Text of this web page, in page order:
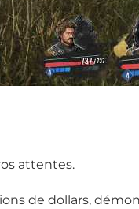
attentes.
de dollars,